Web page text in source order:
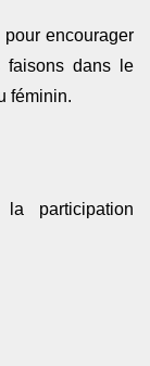
encourager
faisons dans le
féminin.
la participation